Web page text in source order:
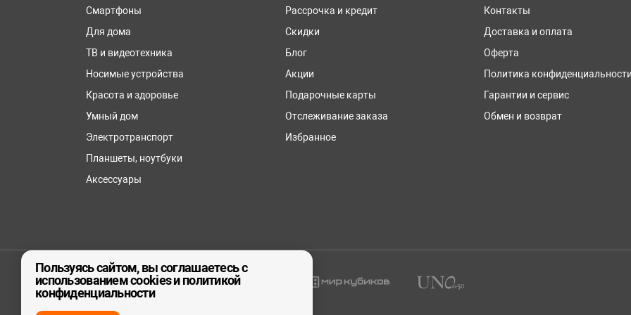
Смартфоны
Для дома
ТВ и видеотехника
Носимые устройства
Красота и здоровье
Умный дом
Электротранспорт
Планшеты, ноутбуки
Аксессуары
Рассрочка и кредит
Скидки
Блог
Акции
Подарочные карты
Отслеживание заказа
Избранное
Контакты
Доставка и оплата
Оферта
Политика
Гарантии и сервис
Обмен и возврат
© ООО «реСтор», 2026
Пользуясь сайтом, вы соглашаетесь с
использованием cookies и политикой
конфиденциальности